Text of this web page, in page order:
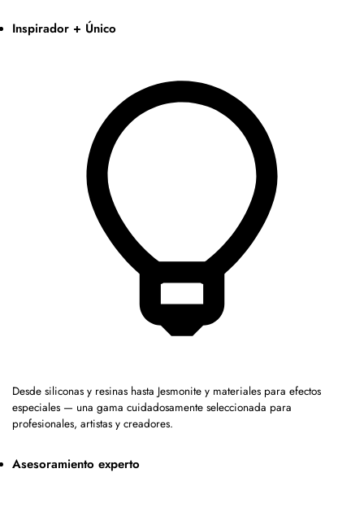
Inspirador + Único
Desde siliconas y resinas hasta Jesmonite y materiales para efectos
especiales — una gama cuidadosamente seleccionada para
profesionales, artistas y creadores.
Asesoramiento experto